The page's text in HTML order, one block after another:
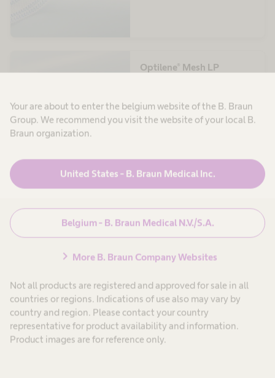
Your are about to enter the belgium website of the B. Braun
Group. We recommend you visit the website of your local B.
Braun organization.
United States - B. Braun Medical Inc.
Belgium - B. Braun Medical N.V./S.A.
chevron_right More B. Braun Company Websites
Not all products are registered and approved for sale in all
countries or regions. Indications of use also may vary by
country and region. Please contact your country
representative for product availability and information.
Product images are for reference only.
Optilene® Mesh LP
Lichtgewicht, elastische mesh
met grote poriën